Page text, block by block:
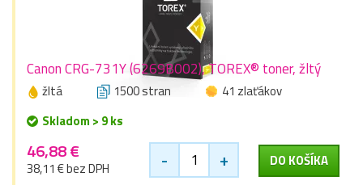
Canon CRG-731Y (6269B002), TOREX® toner, žltý
žltá 1500 stran
41 zlaťákov
Skladom > 9 ks
46,88 €
38,11 € bez DPH - + DO KOŠÍKA